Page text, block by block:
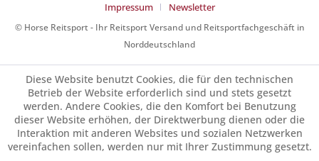
Impressum
Newsletter
© Horse Reitsport - Ihr Reitsport Versand und Reitsportfachgeschäft in
Norddeutschland
Diese Website benutzt Cookies, die für den technischen
Betrieb der Website erforderlich sind und stets gesetzt
werden. Andere Cookies, die den Komfort bei Benutzung
dieser Website erhöhen, der Direktwerbung dienen oder die
Interaktion mit anderen Websites und sozialen Netzwerken
vereinfachen sollen, werden nur mit Ihrer Zustimmung gesetzt.